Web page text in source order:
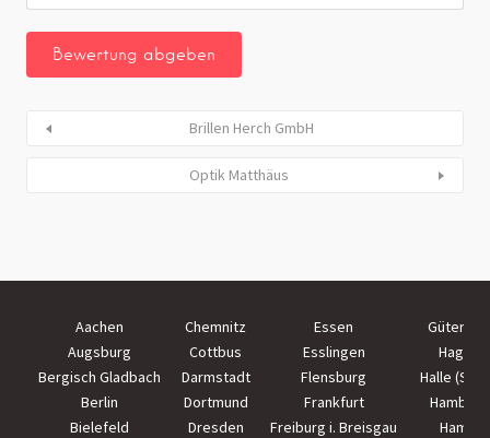
Brillen Herch GmbH
Optik Matthäus
Aachen Chemnitz Essen
Augsburg
Cottbus Esslingen
Hagen
Bergisch Gladbach
Darmstadt Flensburg
Halle
Berlin
Dortmund Frankfurt
Hamburg
Bielefeld
Dresden Freiburg i. Breisgau
Hamm